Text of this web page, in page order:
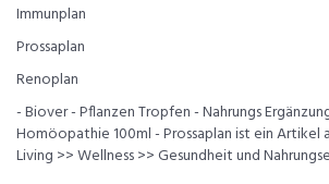
Immunplan
Prossaplan
Renoplan
- Biover - Pflanzen Tropfen - Nahrungs
Homöopathie 100ml - Prossaplan ist ein Artikel
Living >> Wellness >> Gesundheit und